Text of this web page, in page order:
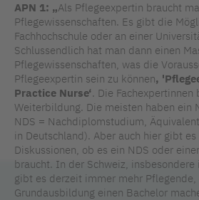
APN 1: „Als Pflegeexpertin braucht
Pflegewissenschaften. Es gibt die
Fachhochschule oder an einer
Schlussendlich hat man dann einen
Pflegewissenschaften, was die
Pflegeexpertin sein zu können,
Practice Nurse‘. Die
Weiterbildung. Die meisten haben ein
NDS = Nachdiplomstudium,
in Deutschland). Aber auch hier gibt
Diskussionen, ob es ein NDS oder
braucht. In der Schweiz, insbesondere
gibt es derzeit immer mehr Pflegende,
Grundausbildung einen Bachelor